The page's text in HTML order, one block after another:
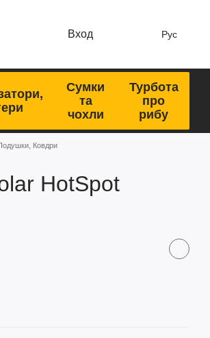
Вход Рус
Сумки
та
чохли
Турбота
про
рибу
Ковдри
HotSpot